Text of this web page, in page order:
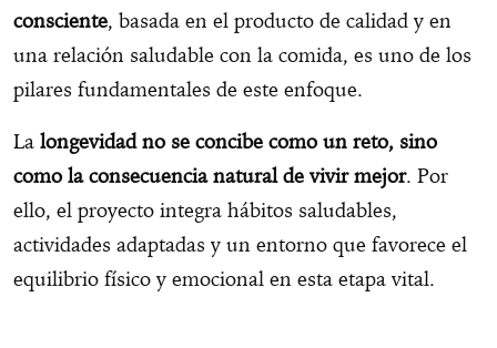
consciente, basada en el producto de calidad y en
una relación saludable con la comida, es uno de los
pilares fundamentales de este enfoque.
La longevidad no se concibe como un reto, sino
como la consecuencia natural de vivir mejor. Por
ello, el proyecto integra hábitos saludables,
actividades adaptadas y un entorno que favorece el
equilibrio físico y emocional en esta etapa vital.